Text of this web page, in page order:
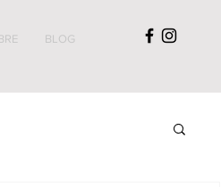
BLOG